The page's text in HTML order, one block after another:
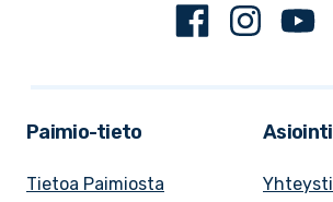
Facebook
Paimio-tieto
Tietoa Paimiosta
Asiointi